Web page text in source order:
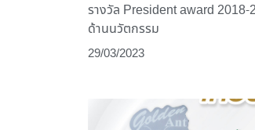
รางวัล President award 2018-
ด้านนวัตกรรม
29/03/2023